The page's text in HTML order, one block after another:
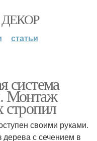
статьи
система
Монтаж
стропил
своими руками.
с сечением в